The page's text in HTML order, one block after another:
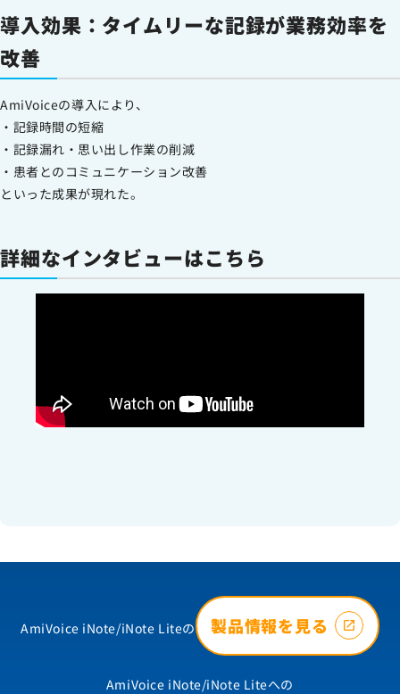
導入効果：タイムリーな記録が業務効率を
改善
AmiVoiceの導入により、
・記録時間の短縮
・記録漏れ・思い出し作業の削減
・患者とのコミュニケーション改善
といった成果が現れた。
詳細なインタビューはこちら
AmiVoice iNote/iNote Liteの 製品情報を見る
AmiVoice iNote/iNote Liteへの